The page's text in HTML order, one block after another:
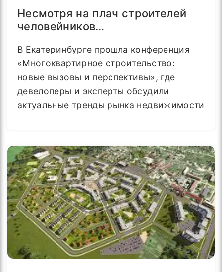
Несмотря на плач строителей
человейников…
В Екатеринбурге прошла конференция
«Многоквартирное строительство:
новые вызовы и перспективы», где
девелоперы и эксперты обсудили
актуальные тренды рынка недвижимости